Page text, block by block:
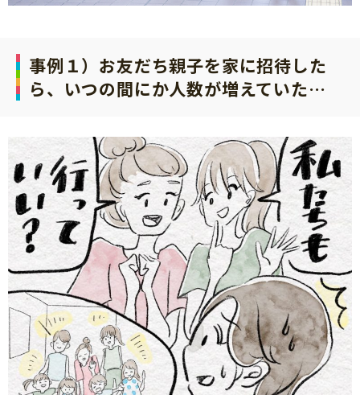
「こそだてまっぷ」とは
サイトのご利⽤にあたって
お問い合わせ
事例１）お友だち親子を家に招待した
ら、いつの間にか人数が増えていた…